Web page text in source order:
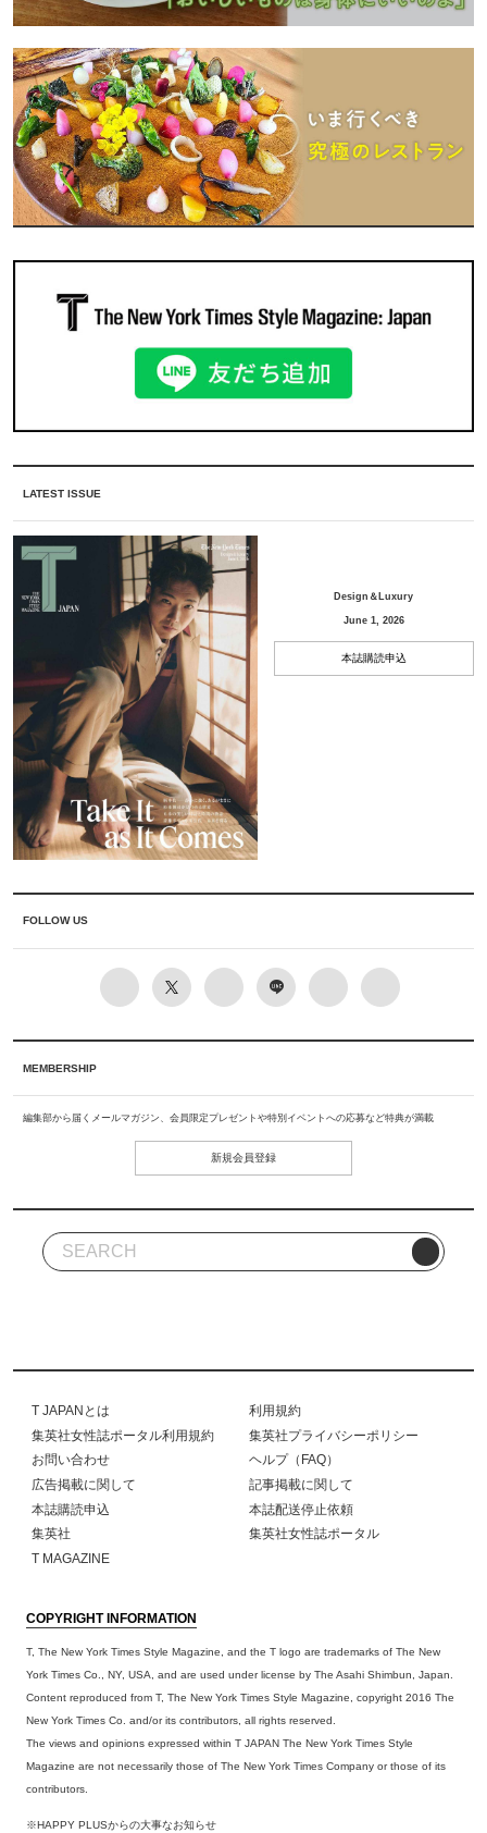
LATEST ISSUE
Design＆Luxury
June 1, 2026
本誌購読申込
FOLLOW US
MEMBERSHIP
編集部から届くメールマガジン、会員限定プレゼントや特別イベントへの応募など特典が満載
新規会員登録
T JAPANとは
利用規約
集英社女性誌ポータル利用規約
集英社プライバシーポリシー
お問い合わせ
ヘルプ（FAQ）
広告掲載に関して
記事掲載に関して
本誌購読申込
本誌配送停止依頼
集英社
集英社女性誌ポータル
T MAGAZINE
COPYRIGHT INFORMATION
T, The New York Times Style Magazine, and the T logo are trademarks of The New
York Times Co., NY, USA, and are used under license by The Asahi Shimbun, Japan.
Content reproduced from T, The New York Times Style Magazine, copyright 2016 The
New York Times Co. and/or its contributors, all rights reserved.
The views and opinions expressed within T JAPAN The New York Times Style
Magazine are not necessarily those of The New York Times Company or those of its
contributors.
※HAPPY PLUSからの大事なお知らせ